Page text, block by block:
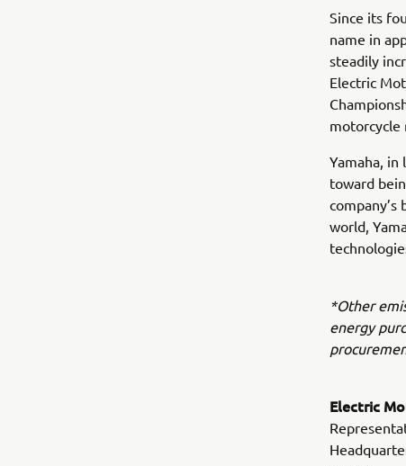
Since its
name in
steadily
Electric
motorcycle
Yamaha,
toward
world,
*Other
energy
Electric